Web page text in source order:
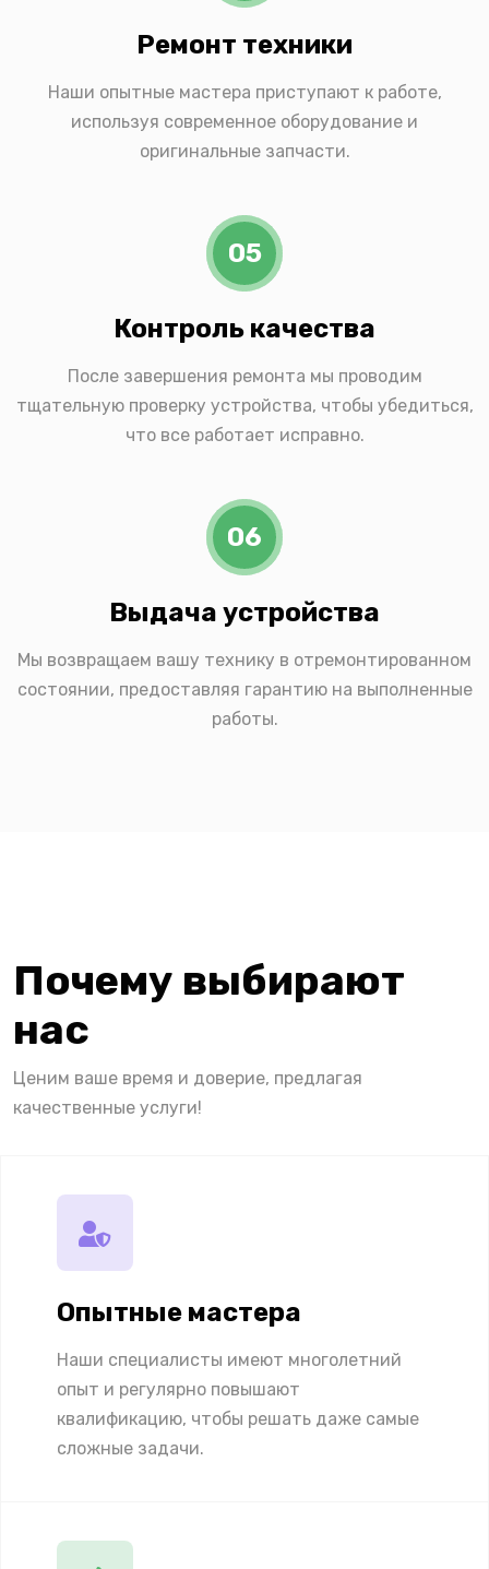
Ремонт техники
Наши опытные мастера приступают к работе,
используя современное оборудование и
оригинальные запчасти.
05
Контроль качества
После завершения ремонта мы проводим
тщательную проверку устройства, чтобы убедиться,
что все работает исправно.
06
Выдача устройства
Мы возвращаем вашу технику в отремонтированном
состоянии, предоставляя гарантию на выполненные
работы.
Почему выбирают
нас
Ценим ваше время и доверие, предлагая
качественные услуги!
Опытные мастера
Наши специалисты имеют многолетний
опыт и регулярно повышают
квалификацию, чтобы решать даже самые
сложные задачи.